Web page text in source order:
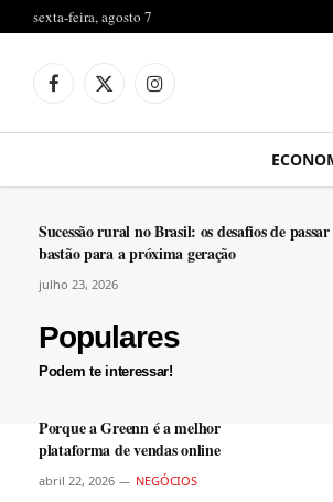
sexta-feira, agosto 7
Facebook
X
Instagram
Sucessão rural no Brasil: os desafios de
bastão para a próxima geração
julho 23, 2026
Populares
Podem te interessar!
Porque a Greenn é a melhor
plataforma de vendas online
abril 22, 2026 NEGÓCIOS